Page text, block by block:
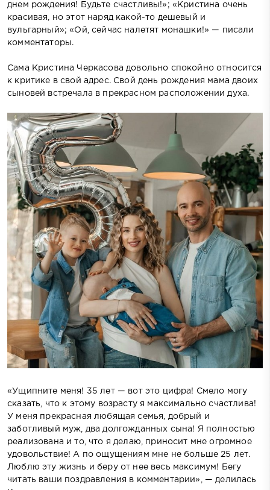
днем рождения! Будьте счастливы!»; «Кристина очень
красивая, но этот наряд какой-то дешевый и
вульгарный»; «Ой, сейчас налетят монашки!» — писали
комментаторы.
Сама Кристина Черкасова довольно спокойно относится
к критике в свой адрес. Свой день рождения мама двоих
сыновей встречала в прекрасном расположении духа.
«Ущипните меня! 35 лет — вот это цифра! Смело могу
сказать, что к этому возрасту я максимально счастлива!
У меня прекрасная любящая семья, добрый и
заботливый муж, два долгожданных сына! Я полностью
реализована и то, что я делаю, приносит мне огромное
удовольствие! А по ощущениям мне не больше 25 лет.
Люблю эту жизнь и беру от нее весь максимум! Бегу
читать ваши поздравления в комментарии», — делилась